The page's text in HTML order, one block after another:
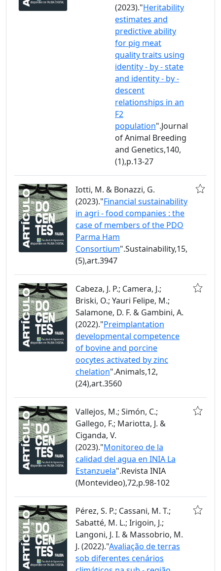
(2023)."Heritability
estimates and
predictive ability
for pig meat
quality traits using
identity - by - state
and identity - by -
descent
relationships in an
F2
population".Journal
of Animal Breeding
and Genetics,140,
(1),p.13-27
Iotti, M. & Bonazzi, G.
(2023)."Financial sustainability
in agri - food companies : the
case of members of the PDO
Parma Ham
Consortium".Sustainability,15,
(5),art.3947
Cabeza, J. P.; Camera, J.;
Briski, O.; Yauri Felipe, M.;
Salamone, D. F. & Gambini, A.
(2022)."Preimplantation
developmental competence
of bovine and porcine
oocytes activated by zinc
chelation".Animals,12,
(24),art.3560
Vallejos, M.; Simón, C.;
Gallego, F.; Mariotta, J. &
Ciganda, V.
(2023)."Monitoreo de la
calidad del agua en INIA La
Estanzuela".Revista INIA
(Montevideo),72,p.98-102
Pérez, S. P.; Cassani, M. T.;
Sabatté, M. L.; Irigoin, J.;
Langoni, J. I. & Massobrio, M.
J. (2022)."Avaliação de terras
sob diferentes cenários